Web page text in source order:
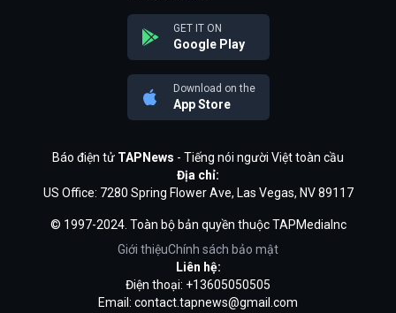
GET IT ON
Google Play
Download on the
App Store
Báo điện tử TAPNews - Tiếng nói người Việt toàn cầu
Địa chỉ:
US Office: 7280 Spring Flower Ave, Las Vegas, NV 89117
© 1997-2024. Toàn bộ bản quyền thuộc TAPMediaInc
Giới thiệuChính sách bảo mật
Liên hệ:
Điện thoại: +13605050505
Email: contact.tapnews@gmail.com